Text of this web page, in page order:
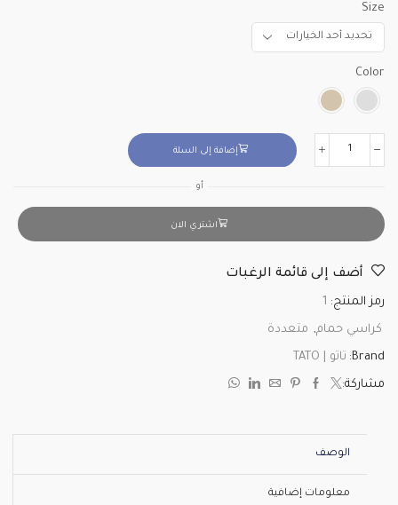
Size
Color
إضافة إلى السلة
أو
اشتري الان
أضف إلى قائمة الرغبات
رمز المنتج: 1
كراسي حمام, متعددة
Brand: تاتو | TATO
مشاركة:
الوصف
معلومات إضافية